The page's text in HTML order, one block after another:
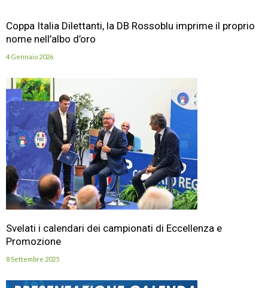
Coppa Italia Dilettanti, la DB Rossoblu imprime il proprio
nome nell’albo d’oro
4 Gennaio 2026
Svelati i calendari dei campionati di Eccellenza e
Promozione
8 Settembre 2025